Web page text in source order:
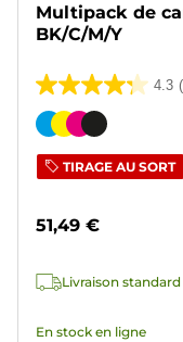
Multipack de
BK/C/M/Y
4.3
4.3
sur
étoiles.
avis
Cartouche
TIRAGE AU SORT
51,49 €
Livraison
En stock en ligne